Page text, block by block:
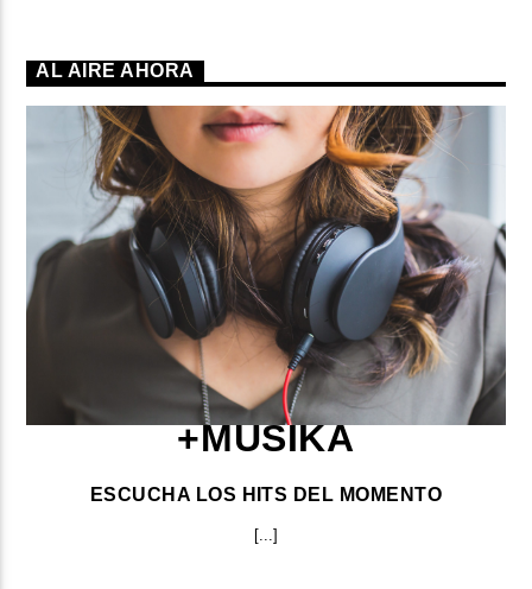
AL AIRE AHORA
+MUSIKA
ESCUCHA LOS HITS DEL MOMENTO
[...]